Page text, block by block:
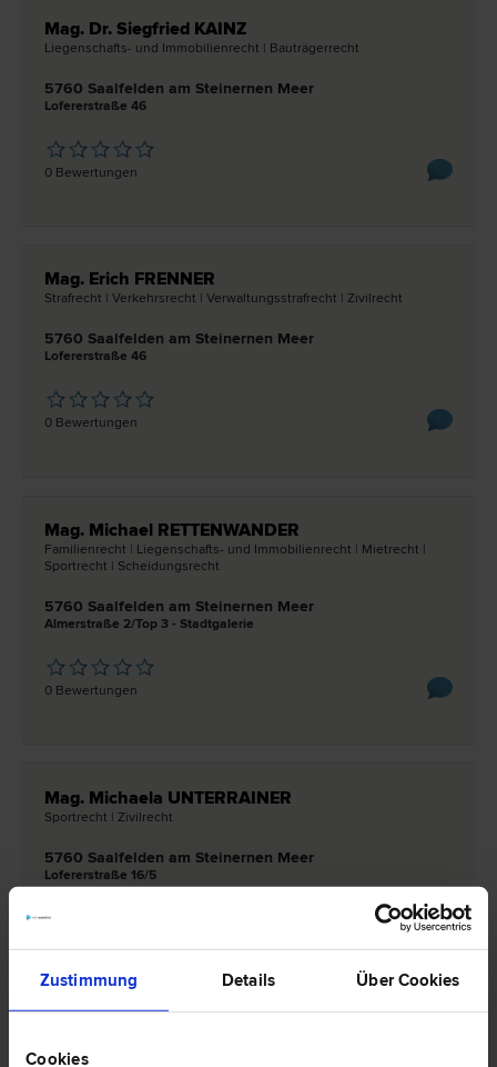
Zustimmung Details Über Cookies
Cookies
Mag. Dr. Siegfried KAINZ
Liegenschafts- und Immobilien­recht | Bauträger­recht
5760 Saalfelden am Steinernen Meer
Lofererstraße 46
0 Bewertungen
Mag. Erich FRENNER
Straf­recht | Verkehrs­recht | Verwaltungsstraf­recht | Zivil­recht
5760 Saalfelden am Steinernen Meer
Lofererstraße 46
0 Bewertungen
Mag. Michael RETTENWANDER
Familien­recht | Liegenschafts- und Immobilien­recht | Miet­recht |
Sport­recht | Scheidungs­recht
5760 Saalfelden am Steinernen Meer
Almerstraße 2/Top 3 - Stadtgalerie
0 Bewertungen
Mag. Michaela UNTERRAINER
Sport­recht | Zivil­recht
5760 Saalfelden am Steinernen Meer
Lofererstraße 16/5
Notar Dr. Manfred Winklhofer